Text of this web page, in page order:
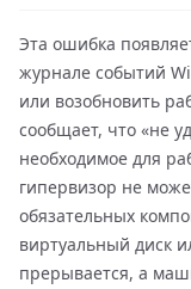
Эта ошибка
журнале событий
или возобновить
сообщает, что «не
необходимое для
гипервизор не
обязательных
виртуальный диск
прерывается, а